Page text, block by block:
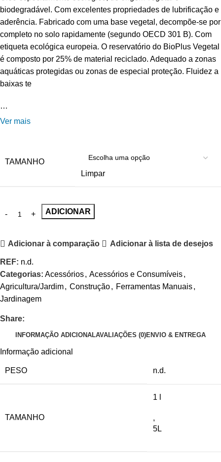
biodegradável. Com excelentes propriedades de lubrificação e
aderência. Fabricado com uma base vegetal, decompõe-se por
completo no solo rapidamente (segundo OECD 301 B). Com
etiqueta ecológica europeia. O reservatório do BioPlus Vegetal
é composto por 25% de material reciclado. Adequado a zonas
aquáticas protegidas ou zonas de especial proteção. Fluidez a
baixas te
…
Ver mais
TAMANHO
Limpar
ADICIONAR
Adicionar à comparação Adicionar à lista de desejos
REF: n.d.
Categorias: Acessórios, Acessórios e Consumíveis,
Agricultura/Jardim, Construção, Ferramentas Manuais,
Jardinagem
Share:
INFORMAÇÃO ADICIONALAVALIAÇÕES (0)ENVIO & ENTREGA
Informação adicional
PESO n.d.
TAMANHO
1 l
,
5L